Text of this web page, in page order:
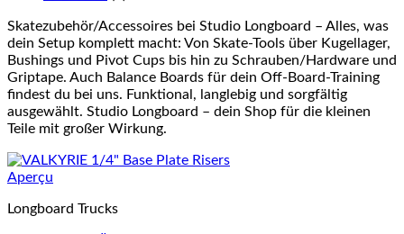
Skatezubehör/Accessoires bei Studio Longboard – Alles, was
dein Setup komplett macht: Von Skate-Tools über Kugellager,
Bushings und Pivot Cups bis hin zu Schrauben/Hardware und
Griptape. Auch Balance Boards für dein Off-Board-Training
findest du bei uns. Funktional, langlebig und sorgfältig
ausgewählt. Studio Longboard – dein Shop für die kleinen
Teile mit großer Wirkung.
Aperçu
Longboard Trucks